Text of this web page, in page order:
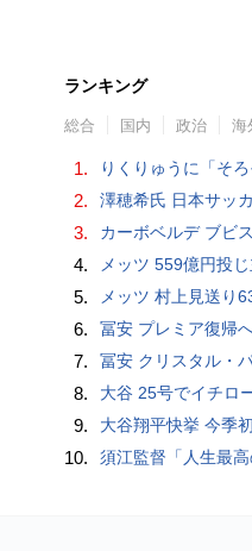
ランキング
総合 国内 政治 海
1. りくりゅうに「そろ
2. 澤穂希氏 日本サッ
3. カーボベルデ ブビ
4. メッツ 559億円投
5. メッツ 村上見送り
6. 冨安 プレミア復帰
7. 冨安 クリスタル・
8. 大谷 25号でイチロ
9. 大谷翔平快挙 今季
10. 須江監督「人生最高